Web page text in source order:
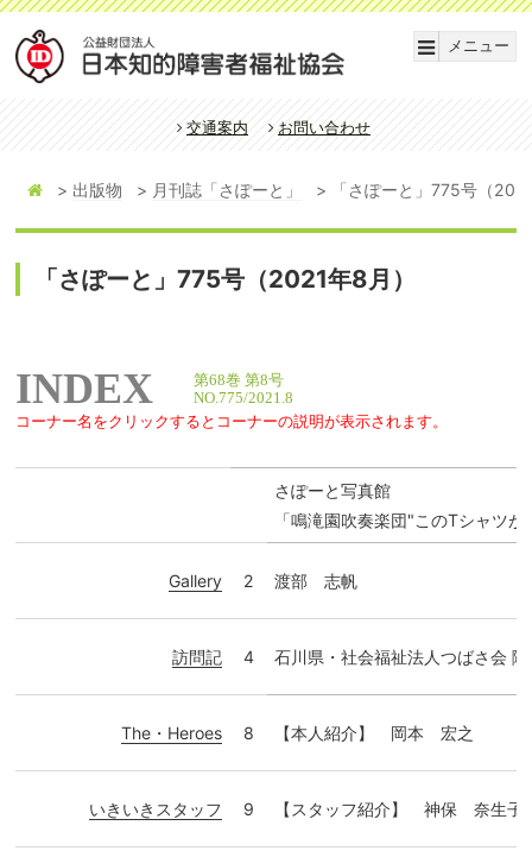
メニュー
交通案内 お問い合わせ
出版物 月刊誌「さぽーと」 「さぽーと」775号（
「さぽーと」775号（2021年8月）
INDEX
第68巻 第8号
NO.775/2021.8
コーナー名をクリックするとコーナーの説明が表示されます。
さぽーと写真館
「鳴滝園吹奏楽団"このTシャツ
Gallery 2 渡部 志帆
訪問記 4 石川県・社会福祉法人つばさ会
The・Heroes 8 【本人紹介】 岡本 宏之
いきいきスタッフ 9 【スタッフ紹介】 神保 奈生子